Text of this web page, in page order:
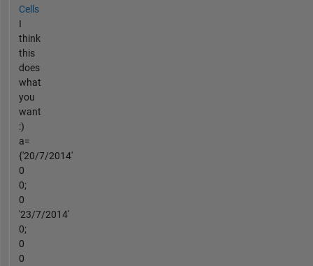
Cells
I
think
this
does
what
you
want
:)
a=
{'20/7/2014'
0
0;
0
'23/7/2014'
0;
0
0